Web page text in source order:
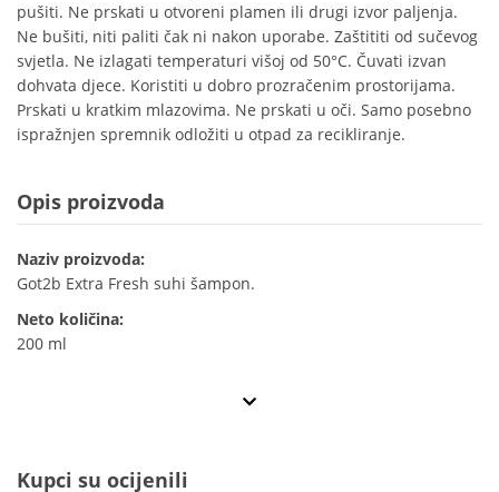
pušiti. Ne prskati u otvoreni plamen ili drugi izvor paljenja.
Ne bušiti, niti paliti čak ni nakon uporabe. Zaštititi od sučevog
svjetla. Ne izlagati temperaturi višoj od 50°C. Čuvati izvan
dohvata djece. Koristiti u dobro prozračenim prostorijama.
Prskati u kratkim mlazovima. Ne prskati u oči. Samo posebno
ispražnjen spremnik odložiti u otpad za recikliranje.
Opis proizvoda
Naziv proizvoda:
Got2b Extra Fresh suhi šampon.
Neto količina:
200 ml
Kupci su ocijenili